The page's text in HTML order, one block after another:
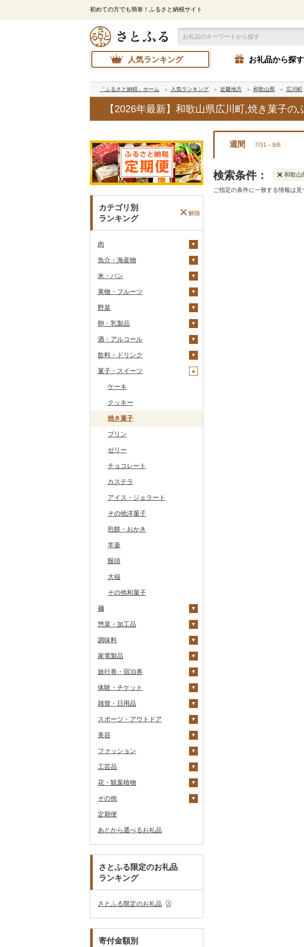
初めての方でも簡単！ふるさと納税サイト
人気ランキング お礼品から探す
「ふるさと納税」ホーム 人気ランキング 近畿地方 和歌山県 広川町
【2026年最新】和歌山県広川町,焼き菓子の
カテゴリ別
ランキング
解除
肉
牛肉（精肉）
ステーキ
すき焼き
焼肉
牛タン
和牛
黒毛和牛
白老牛
仙台牛
米沢牛
山形牛
常陸牛
上州牛
飛騨牛
近江牛
神戸牛・神戸ビーフ
但馬牛
土佐あかうし
佐賀牛
長崎和牛
あか牛
その他牛肉（精肉）
牛肉（加工品）
ハンバーグ
ローストビーフ
ビーフジャーキー
その他牛肉（加工品）
豚肉（精肉）
すき焼き
しゃぶしゃぶ
焼肉
アグー豚
その他豚肉（精肉）
豚肉（加工品）
ハンバーグ
もつ鍋
ハム
ソーセージ・ウインナ
その他豚肉（加工品）
鶏肉
鶏肉（精肉）
ハム・ソーセージ
唐揚げ
中津からあげ
水炊き
地鶏
赤鶏さつま
その他鶏肉
鹿肉
馬肉
羊肉・ラム肉（ジンギス
猪肉
その他肉・加工品
魚介・海産物
カニ
ズワイガニ
毛ガニ
かにしゃぶ
その他カニ
エビ
ボタンエビ
伊勢海老
その他エビ
いくら
うに
明太子・たらこ
明太子
たらこ
その他魚卵
数の子
からすみ
キャビア
その他魚卵
貝
帆立（ホタテ）
鮑（アワビ）
牡蠣（カキ）
あさり
しじみ
サザエ
はまぐり
その他貝
うなぎ
鮮魚
鮭・サーモン
マグロ
イワシ
カツオ
金目鯛
クエ
くじら
サバ
さんま
鯛
のどぐろ
ふぐ
ほっけ
その他鮮魚
イカ・タコ
イカ
タコ
海苔・海藻
海苔
わかめ
ひじき
その他海苔・海藻
干物
ししゃも
その他干物
その他魚介・加工品
しらす・ちりめん
かまぼこ・練り製品
その他魚介・加工品
米・パン
米
無洗米
玄米
金芽米
ゆめぴりか
つや姫
コシヒカリ
はえぬき
さがびより
あきたこまち
ひとめぼれ
ミルキークィーン
ななつぼし
その他米
雑穀
餅
その他穀物加工品
パン
果物・フルーツ
ぶどう・マスカット
巨峰
ナガノパープル
ピオーネ
デラウェア
シャインマスカット
その他ぶどう・マスカ
ット
いちご
りんご
もも
メロン
さくらんぼ
梨
和梨
洋梨・ラフランス
マンゴー
みかん・柑橘
みかん
レモン
不知火・デコポン
せとか
文旦
まどんな
ポンカン
その他柑橘
すいか
キウイ
柿（カキ）
ドライフルーツ
干し柿
干し芋
その他ドライフルーツ
その他果物
びわ
ブルーベリー
パイナップル
栗
その他果物
野菜
いも
じゃがいも
さつまいも
その他いも
トマト
フルーツトマト
ミニトマト
その他トマト
玉ねぎ
ねぎ
とうもろこし
根菜
人参
大根
自然薯
レンコン
にんにく・生姜
その他根菜
アスパラガス
豆
きのこ
しいたけ
松茸
その他きのこ
その他野菜
山菜
かぼちゃ
茄子
レタス
その他野菜
卵・乳製品
卵
チーズ
ヨーグルト
牛乳
バター
その他乳製品
酒・アルコール
ビール・発泡酒
ビール
発泡酒
地ビール・クラフトビ
ール
日本酒
純米大吟醸
純米吟醸
大吟醸
吟醸
その他日本酒
焼酎
芋焼酎
麦焼酎
米焼酎
黒糖焼酎
その他焼酎
梅酒
泡盛
ワイン
白ワイン
赤ワイン
シャンパン・スパーク
ウイスキー
リキュール・洋酒
甘酒
ノンアルコール
その他酒
飲料・ドリンク
水・ミネラルウォーター
コーヒー・コーヒー豆
飲料
コーヒー豆
粉
ドリップ
茶
飲料
茶葉・ティーバッグ
静岡茶
足柄茶
知覧茶
八女茶
その他茶
果汁飲料
りんごジュース
みかんジュース（オレ
紅茶
飲料
茶葉・ティーバッグ
その他飲料・ジュース
野菜ジュース
炭酸飲料
豆乳
その他飲料・ジュース
菓子・スイーツ
ケーキ
クッキー
焼き菓子
プリン
ゼリー
チョコレート
カステラ
アイス・ジェラート
その他洋菓子
煎餅・おかき
羊羹
饅頭
大福
その他和菓子
麺
ラーメン
うどん
そば
パスタ
ひやむぎ
そうめん
その他麺
惣菜・加工品
惣菜
餃子
シュウマイ
コロッケ
その他惣菜
カレー・シチュー
カレー
シチュー
鍋
肉
魚
その他鍋
ピザ
レトルト
スープ
豆腐・納豆
豆腐
漬物
キムチ
その他漬物
缶詰・瓶詰
肉
魚
ジャム
その他缶詰・瓶詰
乾物
燻製（スモーク）
おせち
その他加工品
調味料
砂糖
塩
醤油
味噌
酢
だし
食用油
オリーブオイル
ごま油
はちみつ
ドレッシング
その他調味料
ケチャップ
こしょう
その他調味料
家電製品
季節・空調家電
キッチン家電
照明器具
パソコン・周辺機器
TV・オーディオ・カメラ
美容・健康家電
カー用品
時計
その他家電
旅行券・宿泊券
旅行券
JTBふるさと旅行クー
その他旅行券
宿泊券
体験・チケット
PayPay商品券
食事券
温泉・サウナ・スパ利用
券
GDOふるさとゴルフ
プレークーポン
その他のゴルフプレー
花火大会チケット
カタログギフト
雑貨・日用品
家具・インテリア
机・テーブル
その他家具・インテリ
寝具
布団
毛布
タオルケット
タオル
その他タオル
文房具・印鑑
ボールペン
ノート・ファイル
その他文房具
食器
グラス・カップ
箸
スプーン・フォーク・
ナイフ
皿・椀
その他食器
キッチン用品
フライパン
鍋
まな板
土鍋
日用品
洗剤
トイレットペーパー
ティッシュ
その他日用品
楽器・器材
本・CD・DVD
おもちゃ・ぬいぐるみ
ご当地キャラクター
ペット用品
その他雑貨
スポーツ・アウトドア
ゴルフ
ゴルフボール
ゴルフウェア
その他ゴルフ
釣り
サイクリング
アウトドア・キャンプ
その他スポーツ
その他スポーツ
美容
スキンケア
洗顔
その他スキンケア
シャンプー・リンス
石鹸・ボディーソープ
入浴剤
アロマ
プロテイン
その他美容
ファッション
鞄・バッグ
トートバッグ・ショル
ツケース
その他鞄・バッグ
洋服
女性・レディース
子供・ベビー
その他洋服
和服
靴・履物
靴・シューズ
スリッパ・下駄・草履
その他靴・履物
アクセサリー
ペンダント・ネックレ
ス
ピアス・イヤリング
その他アクセサリー
その他服飾小物
ショール・ストール
マフラー・手袋
工芸品
織物
本場奄美大島紬
陶器・漆器
唐津焼
備前焼
美濃焼
村上木彫堆朱
その他装飾品・工芸品
数珠
工芸品
播州そろばん
美濃和紙
花・観葉植物
観葉植物・苗木
花
胡蝶蘭
造花・プリザーブドフ
ラワー
その他花
盆栽・その他
その他
地域サービス
その他
定期便
あとから選べるお礼品
さとふる限定のお礼品
ランキング
さとふる限定のお礼品
寄付金額別
週間 7/31～8/6
検索条件： 和歌山
ご指定の条件に一致する情報は見